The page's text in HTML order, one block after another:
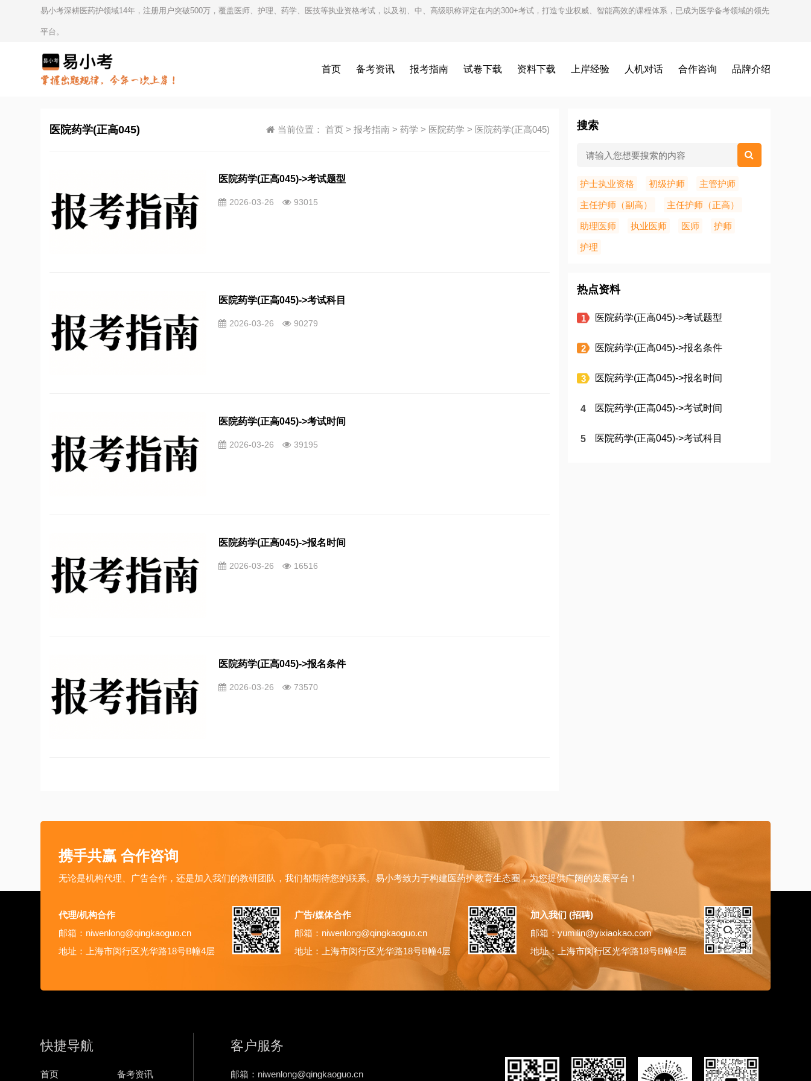
易小考深耕医药护领域14年，注册用户突破500万，覆盖医师、护理、药学、医技等执业资格考试，以及初、中、高级职称评定在内的300+考试，打造专业权威、智能高效的课程体系，已成为医学备考领域的领先
平台。
首页 备考资讯 报考指南 试卷下载 资料下载 上岸经验 人机对话 合作咨询 品牌介绍
医院药学(正高045) 当前位置： 首页 > 报考指南 > 药学 > 医院药学 > 医院药学(正高045)
医院药学(正高045)->考试题型
2026-03-26 93015
医院药学(正高045)->考试科目
2026-03-26 90279
医院药学(正高045)->考试时间
2026-03-26 39195
医院药学(正高045)->报名时间
2026-03-26 16516
医院药学(正高045)->报名条件
2026-03-26 73570
搜索
护士执业资格 初级护师 主管护师
主任护师（副高） 主任护师（正高）
助理医师 执业医师 医师 护师
护理
热点资料
医院药学(正高045)->考试题型
医院药学(正高045)->报名条件
医院药学(正高045)->报名时间
医院药学(正高045)->考试时间
医院药学(正高045)->考试科目
携手共赢 合作咨询
无论是机构代理、广告合作，还是加入我们的教研团队，我们都期待您的联系。易小考致力于构建医药护教育生态圈，为您提供广阔的发展平台！
代理/机构合作
邮箱：niwenlong@qingkaoguo.cn
地址：上海市闵行区光华路18号B幢4层
广告/媒体合作
邮箱：niwenlong@qingkaoguo.cn
地址：上海市闵行区光华路18号B幢4层
加入我们 (招聘)
邮箱：yumilin@yixiaokao.com
地址：上海市闵行区光华路18号B幢4层
快捷导航
首页 备考资讯
客户服务
邮箱：niwenlong@qingkaoguo.cn